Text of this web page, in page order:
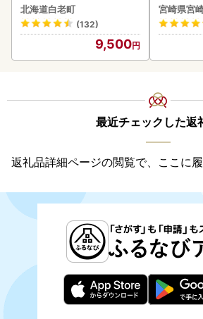
0g AK081
北海道白老町
(132)
9,500
-VO
宮崎県宮
最近チェックした返
返礼品詳細ページの閲覧で、ここに履